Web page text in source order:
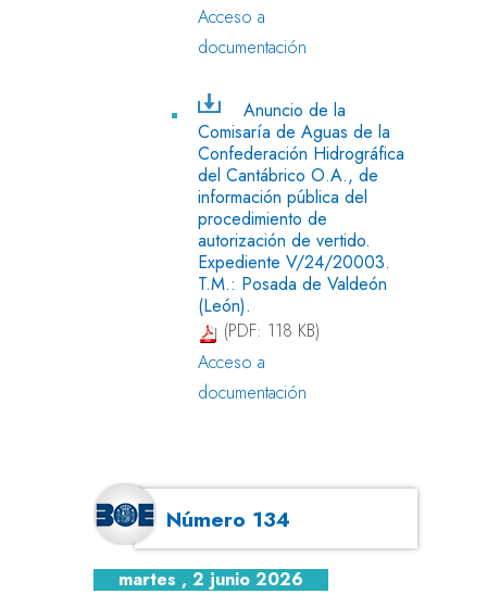
Acceso a
documentación
Anuncio de la
Comisaría de Aguas de la
Confederación Hidrográfica
del Cantábrico O.A., de
información pública del
procedimiento de
autorización de vertido.
Expediente V/24/20003.
T.M.: Posada de Valdeón
(León).
(PDF: 118 KB)
Acceso a
documentación
Número 134
martes , 2 junio 2026